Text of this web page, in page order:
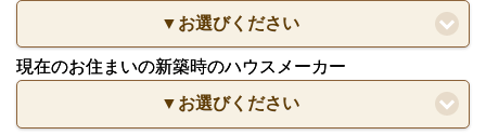
▼お選びください
現在のお住まいの新築時のハウスメーカー
▼お選びください